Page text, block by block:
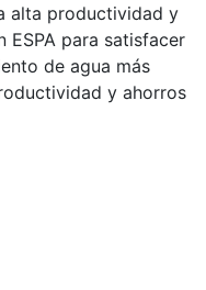
alta productividad y
ESPA para satisfacer
de agua más
y ahorros